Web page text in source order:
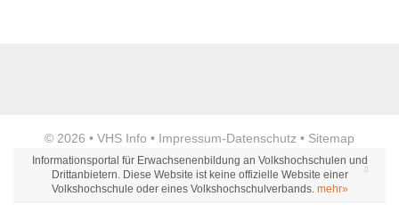
© 2026 • VHS Info • Impressum-Datenschutz • Sitemap
Informationsportal für Erwachsenenbildung an Volkshochschulen und
Drittanbietern. Diese Website ist keine offizielle Website einer
Volkshochschule oder eines Volkshochschulverbands. mehr»